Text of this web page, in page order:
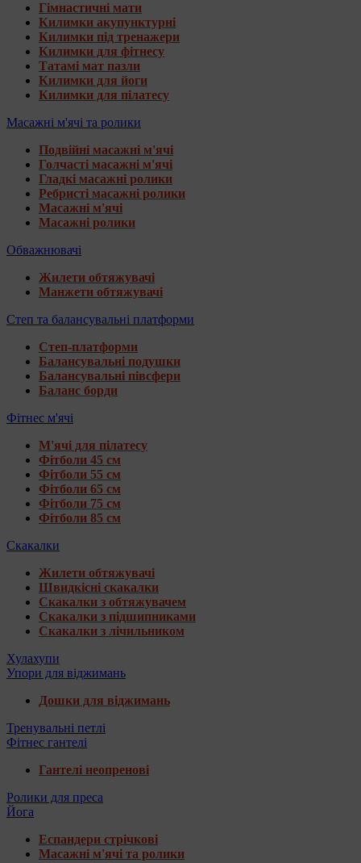
Гімнастичні мати
Килимки акупунктурні
Килимки під тренажери
Килимки для фітнесу
Татамі мат пазли
Килимки для йоги
Килимки для пілатесу
Масажні м'ячі та ролики
Подвійні масажні м'ячі
Голчасті масажні м'ячі
Гладкі масажні ролики
Ребристі масажні ролики
Масажні м'ячі
Масажні ролики
Обважнювачі
Жилети обтяжувачі
Манжети обтяжувачі
Степ та балансувальні платформи
Степ-платформи
Балансувальні подушки
Балансувальні півсфери
Баланс борди
Фітнес м'ячі
М'ячі для пілатесу
Фітболи 45 см
Фітболи 55 см
Фітболи 65 см
Фітболи 75 см
Фітболи 85 см
Скакалки
Жилети обтяжувачі
Швидкісні скакалки
Скакалки з обтяжувачем
Скакалки з підшипниками
Скакалки з лічильником
Хулахупи
Упори для віджимань
Дошки для віджимань
Тренувальні петлі
Фітнес гантелі
Гантелі неопренові
Ролики для преса
Йога
Еспандери стрічкові
Масажні м'ячі та ролики